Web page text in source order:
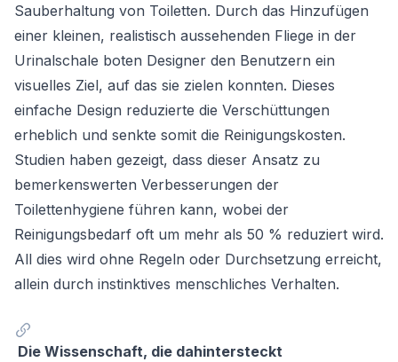
Sauberhaltung von Toiletten. Durch das Hinzufügen
einer kleinen, realistisch aussehenden Fliege in der
Urinalschale boten Designer den Benutzern ein
visuelles Ziel, auf das sie zielen konnten. Dieses
einfache Design reduzierte die Verschüttungen
erheblich und senkte somit die Reinigungskosten.
Studien haben gezeigt, dass dieser Ansatz zu
bemerkenswerten Verbesserungen der
Toilettenhygiene führen kann, wobei der
Reinigungsbedarf oft um mehr als 50 % reduziert wird.
All dies wird ohne Regeln oder Durchsetzung erreicht,
allein durch instinktives menschliches Verhalten.
Die Wissenschaft, die dahintersteckt